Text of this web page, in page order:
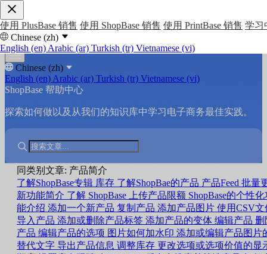
使用 PlusBase 销售 使用 ShopBase 销售 使用 PrintBase 销售 学习
Chinese (zh)
English (en) Arabic (ar) Turkish (tr) Vietnamese (vi)
Chinese (zh)
English (en) Arabic (ar) Turkish (tr) Vietnamese (vi)
ShopBase 帮助中心
探索如何做以及从我们的知识库中学习电子商务最佳实践。
同类别文章: 产品简介
了解ShopBase专辑 库存 了解ShopBae的产品 产品Feed 批量
新功能简介 了解 ShopBase 上传产品限额 ShopBase的个性化
能介绍 添加一个新产品 复制产品 添加产品图片 使用CSV文
导入产品 添加或删除产品标签 添加产品的变体 编辑产品 删
产品 编辑产品的选项 图片如何加水印 添加或编辑产品图片
替代文字 导出产品信息 调整库存 更改选项或选项价值的显